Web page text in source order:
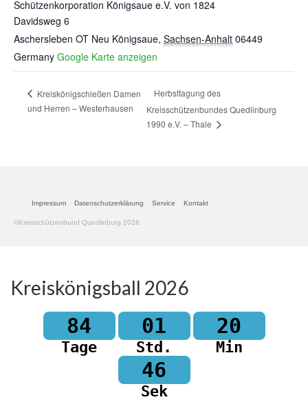
Schützenkorporation Königsaue e.V. von 1824
Davidsweg 6
Aschersleben OT Neu Königsaue, Sachsen-Anhalt 06449
Germany Google Karte anzeigen
Kreiskönigschießen Damen
und Herren – Westerhausen
Herbsttagung des
Kreisschützenbundes Quedlinburg
1990 e.V. – Thale
Impressum Datenschutzerklärung Service Kontakt
©Kreisschützenbund Quedlinburg 2026
Kreiskönigsball 2026
84
Tage
01
Std.
20
Min
46
Sek